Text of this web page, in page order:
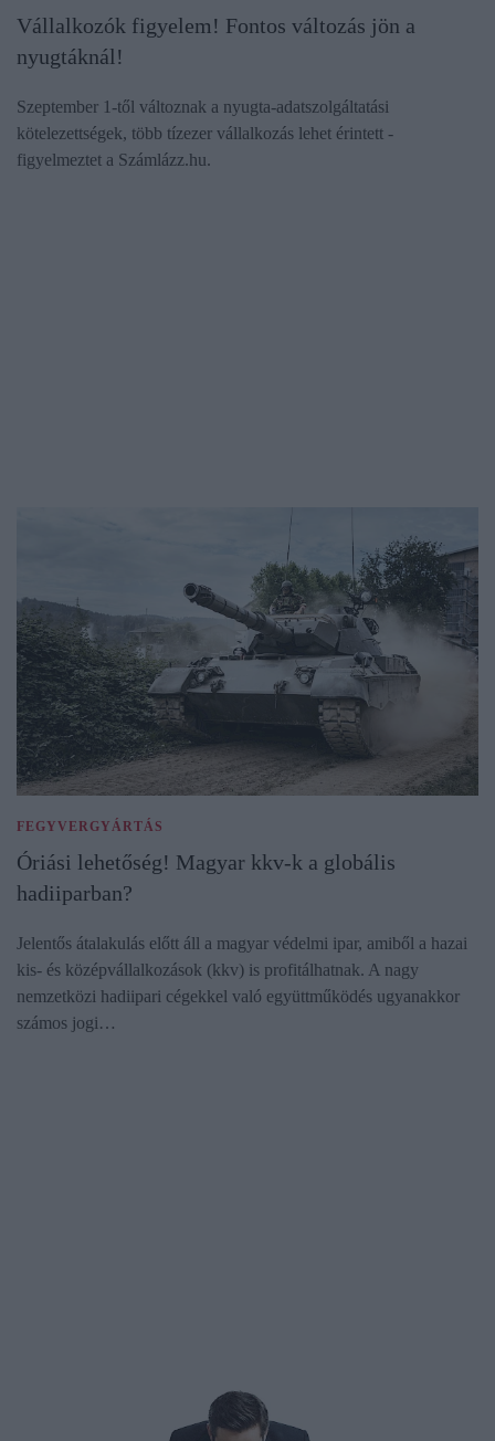
Vállalkozók figyelem! Fontos változás jön a
nyugtáknál!
Szeptember 1-től változnak a nyugta-adatszolgáltatási
kötelezettségek, több tízezer vállalkozás lehet érintett -
figyelmeztet a Számlázz.hu.
FEGYVERGYÁRTÁS
Óriási lehetőség! Magyar kkv-k a globális
hadiiparban?
Jelentős átalakulás előtt áll a magyar védelmi ipar, amiből a hazai
kis- és középvállalkozások (kkv) is profitálhatnak. A nagy
nemzetközi hadiipari cégekkel való együttműködés ugyanakkor
számos jogi…